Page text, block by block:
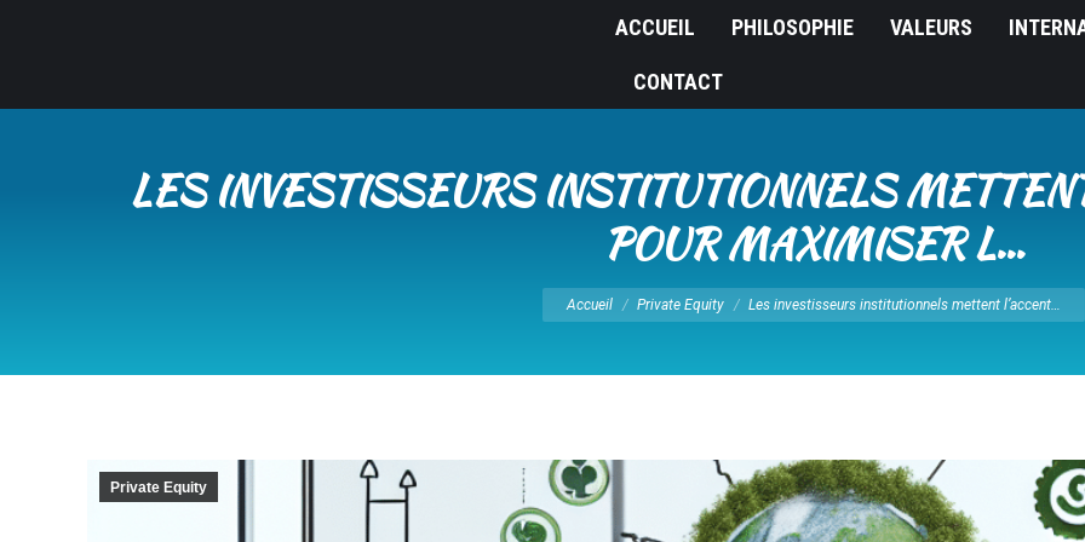
ACCUEIL PHILOSOPHIE VALEURS
CONTACT
LES INVESTISSEURS INSTITUTIONNELS METTENT
POUR MAXIMISER L…
Vous êtes ici :
Accueil Private Equity Les investisseurs institutionnels mettent l’accent…
Private Equity